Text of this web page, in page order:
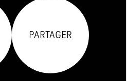
PARTAGER